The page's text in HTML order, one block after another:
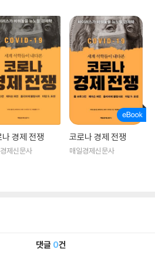
경제 전쟁
제신문사
코로나 경제 전쟁
매일경제신문사
댓글 0건